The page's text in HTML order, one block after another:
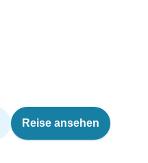
Reise ansehen